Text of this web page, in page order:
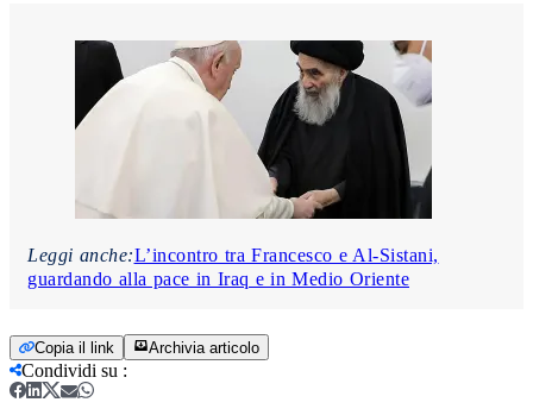
Leggi anche:L’incontro tra Francesco e Al-Sistani,
guardando alla pace in Iraq e in Medio Oriente
Copia il link Archivia articolo
Condividi su :